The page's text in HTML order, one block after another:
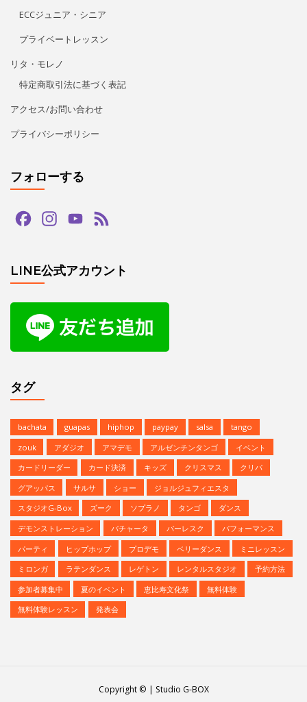
ECCジュニア・シニア
プライベートレッスン
リタ・モレノ
特定商取引法に基づく表記
アクセス/お問い合わせ
プライバシーポリシー
フォローする
FacebookInstagramYouTube
LINE公式アカウント
タグ
bachata guapas hiphop paypay salsa
tango
zouk
アダジオ アマデモ アルゼンチンタンゴ
イベント
カードリーダー
カード決済 キッズ クリスマス
クリパ
グアッパス
サルサ ショー
ジョルジュフィエスタ
スタジオG-Box
ズーク ソプラノ タンゴ
ダンス
デモンストレーション
バチャータ バーレスク
パフォーマンス
パーティ
ヒップホップ プロデモ ベリーダンス
ミニレッスン
ミロンガ
ラテンダンス レゲトン レンタルスタジオ
予約方法
参加者募集中
夏のイベント 恵比寿文化祭
無料体験
無料体験レッスン
発表会
Copyright © | Studio G-BOX